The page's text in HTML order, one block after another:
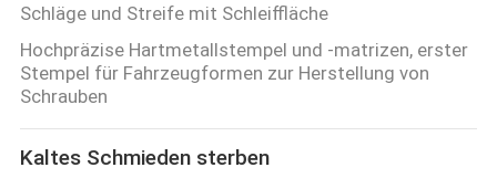
IN
VERBINDUNG
NACHRICHTEN
Schläge und Streife mit Schleiffläche
Hochpräzise Hartmetallstempel und -matrizen, erster
Stempel für Fahrzeugformen zur Herstellung von
Schrauben
Kaltes Schmieden sterben